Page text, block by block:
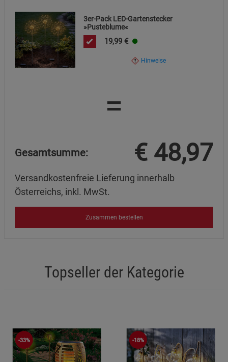
3er-Pack LED-Gartenstecker
»Pusteblume«
19,99 €
Hinweise
=
Gesamtsumme: € 48,97
Versandkostenfreie Lieferung innerhalb
Österreichs, inkl. MwSt.
Zusammen bestellen
Topseller der Kategorie
-33% -18%
Marketing Cookies (3)
Beschreibung Marketing Cookies
Cookie-Informationen anzeigen
Datenschutzerklärung